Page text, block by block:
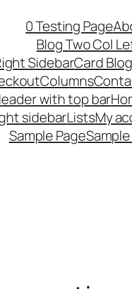
0 Testing Page
Blog Two Col
SidebarCard
Columns
with top bar
sidebarListsMy
Sample Page